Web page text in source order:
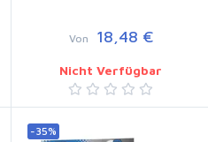
Von 18,48 €
Nicht Verfügbar
-35%